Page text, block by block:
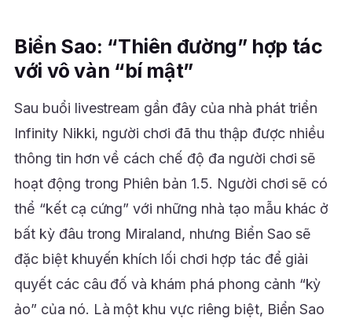
Biển Sao: “Thiên đường” hợp tác
với vô vàn “bí mật”
Sau buổi livestream gần đây của nhà phát triển
Infinity Nikki, người chơi đã thu thập được nhiều
thông tin hơn về cách chế độ đa người chơi sẽ
hoạt động trong Phiên bản 1.5. Người chơi sẽ có
thể “kết cạ cứng” với những nhà tạo mẫu khác ở
bất kỳ đâu trong Miraland, nhưng Biển Sao sẽ
đặc biệt khuyến khích lối chơi hợp tác để giải
quyết các câu đố và khám phá phong cảnh “kỳ
ảo” của nó. Là một khu vực riêng biệt, Biển Sao